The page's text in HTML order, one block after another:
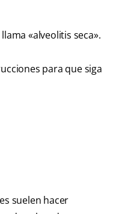
«alveolitis seca».
para que siga
suelen hacer